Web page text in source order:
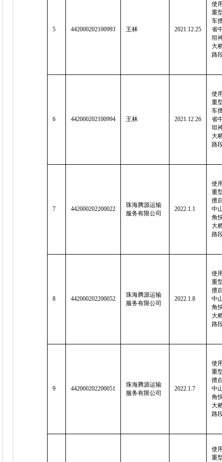
5 442000202100993 王林 2021.12.25
使
重
车
省
坦
大
路
6 442000202100994 王林 2021.12.26
使
重
车
省
坦
大
路
7 442000202200022
珠海腾源运输
服务有限公司
2022.1.1
使
重
擅
中
角
大
路
8 442000202200052
珠海腾源运输
服务有限公司
2022.1.8
使
重
擅
中
角
大
路
9 442000202200051
珠海腾源运输
服务有限公司
2022.1.7
使
重
擅
中
角
大
路
使
重